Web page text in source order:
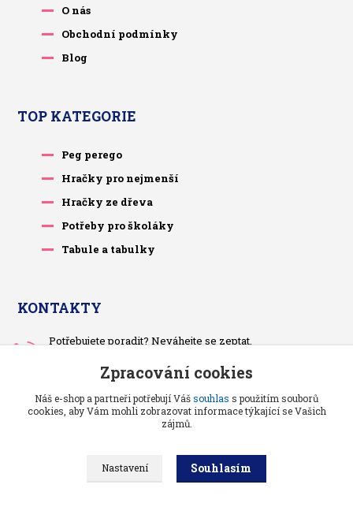
O nás
Obchodní podmínky
Blog
TOP KATEGORIE
Peg perego
Hračky pro nejmenší
Hračky ze dřeva
Potřeby pro školáky
Tabule a tabulky
KONTAKTY
Potřebujete poradit? Neváhejte se zeptat.
Po-čt, po 13 hodině
pietrasova.p@seznam.cz
Zpracování cookies
Náš e-shop a partneři potřebují Vášsouhlas s použitím souborů
cookies, aby Vám mohli zobrazovat informace týkající se Vašich
zájmů.
Nastavení Souhlasím